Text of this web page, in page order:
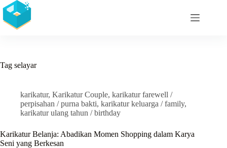
Skip
to
content
Tag selayar
karikatur, Karikatur Couple, karikatur farewell /
perpisahan / purna bakti, karikatur keluarga / family,
karikatur ulang tahun / birthday
Karikatur Belanja: Abadikan Momen Shopping dalam Karya
Seni yang Berkesan